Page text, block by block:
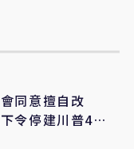
同意擅自改
令停建川普4